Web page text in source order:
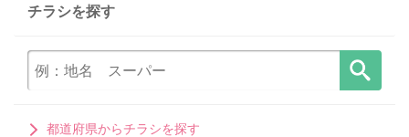
チラシを探す
都道府県からチラシを探す